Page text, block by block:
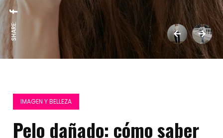
SHARE:
IMAGEN Y BELLEZA
Pelo dañado: cómo saber